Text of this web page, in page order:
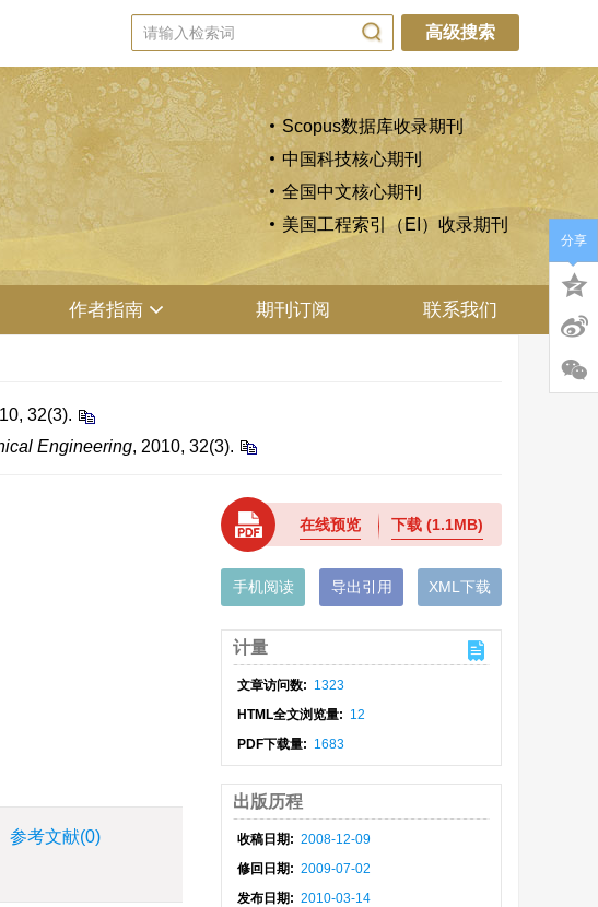
高级搜索
Scopus数据库收录期刊
中国科技核心期刊
全国中文核心期刊
美国工程索引（EI）收录期刊
作者指南 期刊订阅 联系我们
32(3).
Engineering, 2010, 32(3).
参考文献(0)
在线预览 下载(1.1MB)
手机阅读 导出引用 XML下载
计量
文章访问数: 1323
HTML全文浏览量: 12
PDF下载量: 1683
出版历程
收稿日期: 2008-12-09
修回日期: 2009-07-02
发布日期: 2010-03-14
分享